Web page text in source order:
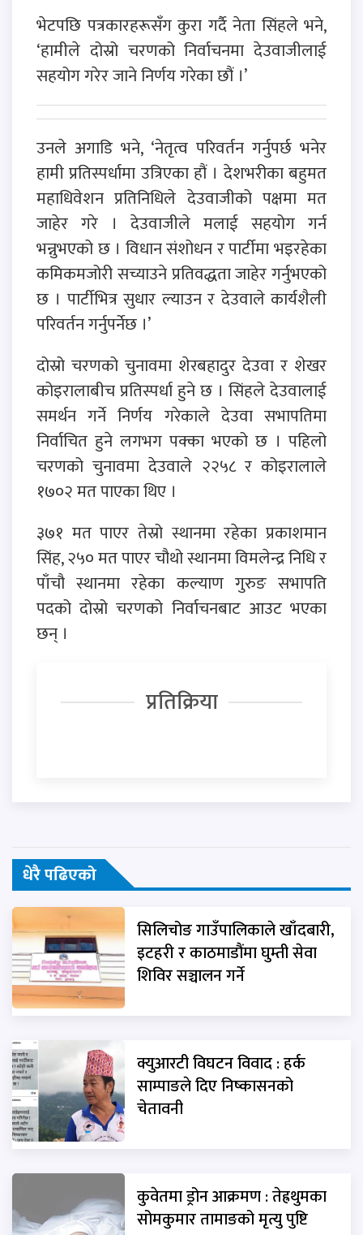
भेटपछि पत्रकारहरूसँग कुरा गर्दै नेता सिंहले भने,
‘हामीले दोस्रो चरणको निर्वाचनमा देउवाजीलाई
सहयोग गरेर जाने निर्णय गरेका छौं ।’
उनले अगाडि भने, ‘नेतृत्व परिवर्तन गर्नुपर्छ भनेर
हामी प्रतिस्पर्धामा उत्रिएका हौं । देशभरीका बहुमत
महाधिवेशन प्रतिनिधिले देउवाजीको पक्षमा मत
जाहेर गरे । देउवाजीले मलाई सहयोग गर्न
भन्नुभएको छ । विधान संशोधन र पार्टीमा भइरहेका
कमिकमजोरी सच्याउने प्रतिवद्धता जाहेर गर्नुभएको
छ । पार्टीभित्र सुधार ल्याउन र देउवाले कार्यशैली
परिवर्तन गर्नुपर्नेछ ।’
दोस्रो चरणको चुनावमा शेरबहादुर देउवा र शेखर
कोइरालाबीच प्रतिस्पर्धा हुने छ । सिंहले देउवालाई
समर्थन गर्ने निर्णय गरेकाले देउवा सभापतिमा
निर्वाचित हुने लगभग पक्का भएको छ । पहिलो
चरणको चुनावमा देउवाले २२५८ र कोइरालाले
१७०२ मत पाएका थिए ।
३७१ मत पाएर तेस्रो स्थानमा रहेका प्रकाशमान
सिंह, २५० मत पाएर चौथो स्थानमा विमलेन्द्र निधि र
पाँचौ स्थानमा रहेका कल्याण गुरुङ सभापति
पदको दोस्रो चरणको निर्वाचनबाट आउट भएका
छन् ।
प्रतिक्रिया
धेरै पढिएको
सिलिचोङ गाउँपालिकाले खाँदबारी,
इटहरी र काठमाडौंमा घुम्ती सेवा
शिविर सञ्चालन गर्ने
क्युआरटी विघटन विवाद : हर्क
साम्पाङले दिए निष्कासनको
चेतावनी
कुवेतमा ड्रोन आक्रमण : तेह्रथुमका
सोमकुमार तामाङको मृत्यु पुष्टि